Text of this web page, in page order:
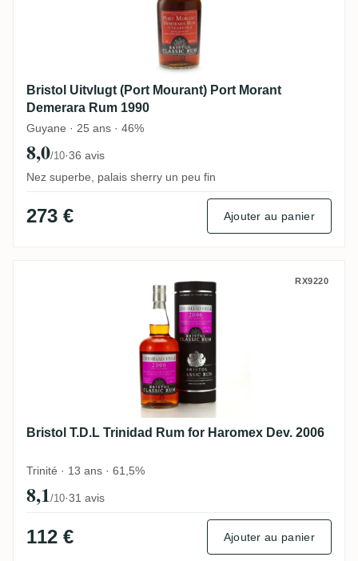
Bristol Uitvlugt (Port Mourant) Port Morant
Demerara Rum 1990
Guyane · 25 ans · 46%
8,0/10·36 avis
Nez superbe, palais sherry un peu fin
273 € Ajouter au panier
Bristol T.D.L Trinidad Rum for Haromex
RX9220
Bristol T.D.L Trinidad Rum for Haromex Dev. 2006
Trinité · 13 ans · 61,5%
8,1/10·31 avis
112 € Ajouter au panier